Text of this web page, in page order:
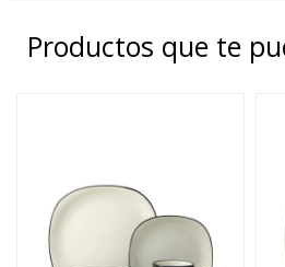
Productos que te